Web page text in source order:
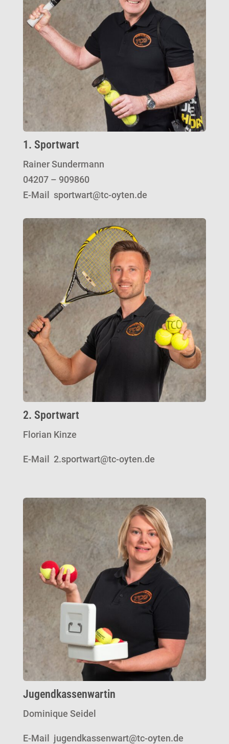
1. Sportwart
Rainer Sundermann
04207 – 909860
E-Mail sportwart@tc-oyten.de
2. Sportwart
Florian Kinze
E-Mail 2.sportwart@tc-oyten.de
Jugendkassenwartin
Dominique Seidel
E-Mail jugendkassenwart@tc-oyten.de